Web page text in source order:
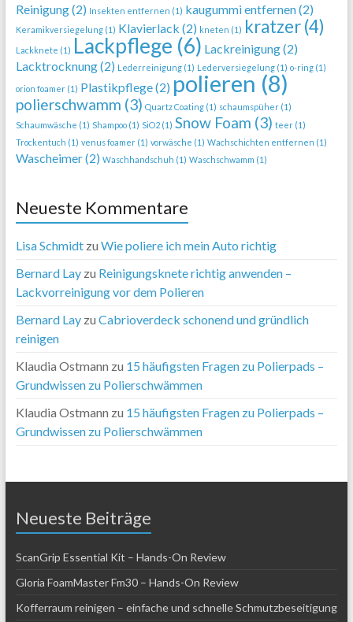
Reinigung(2) Insekten entfernen (1) kaugummi entfernen(2)
Keramikversiegelung(1) Klavierlack (2) kneten (1) kratzer(4)
Lackknete (1) Lackpflege (6) Lackreinigung(2)
Lacktrocknung(2) Lederreinigung(1) Lederversiegelung(1) o-ring(1)
orion foamer(1) Plastikpflege(2) polieren (8)
polierschwamm (3) Quartz Coating(1) schaumspüher(1)
Schaumwäsche (1) Shampoo(1) SiO2(1) Snow Foam (3) teer(1)
Trockentuch (1) venus foamer(1) vorwäsche (1) Wachschichten entfernen (1)
Wascheimer(2) Waschhandschuh (1) Waschschwamm (1)
Neueste Kommentare
Lisa Schmidtzu Wie poliere ich mein Auto richtig
Bernard Layzu Reinigungsknete richtig anwenden –
Lackvorreinigung vor dem Polieren
Bernard Layzu Cabrioverdeck schonend und gründlich
reinigen
Klaudia Ostmann zu 15 häufigsten Fragen zu Polierpads –
Grundwissen zu Polierschwämmen
Klaudia Ostmann zu 15 häufigsten Fragen zu Polierpads –
Grundwissen zu Polierschwämmen
Neueste Beiträge
ScanGrip Essential Kit – Hands-On Review
Gloria FoamMaster Fm30 – Hands-On Review
Kofferraum reinigen – einfache und schnelle Schmutzbeseitigung